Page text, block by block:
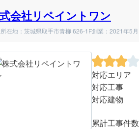
会社リペイントワン
在地：茨城県取手市青柳 626-1F創業：2021年5月
対応エリア
対応工事
対応建物
累計工事件数